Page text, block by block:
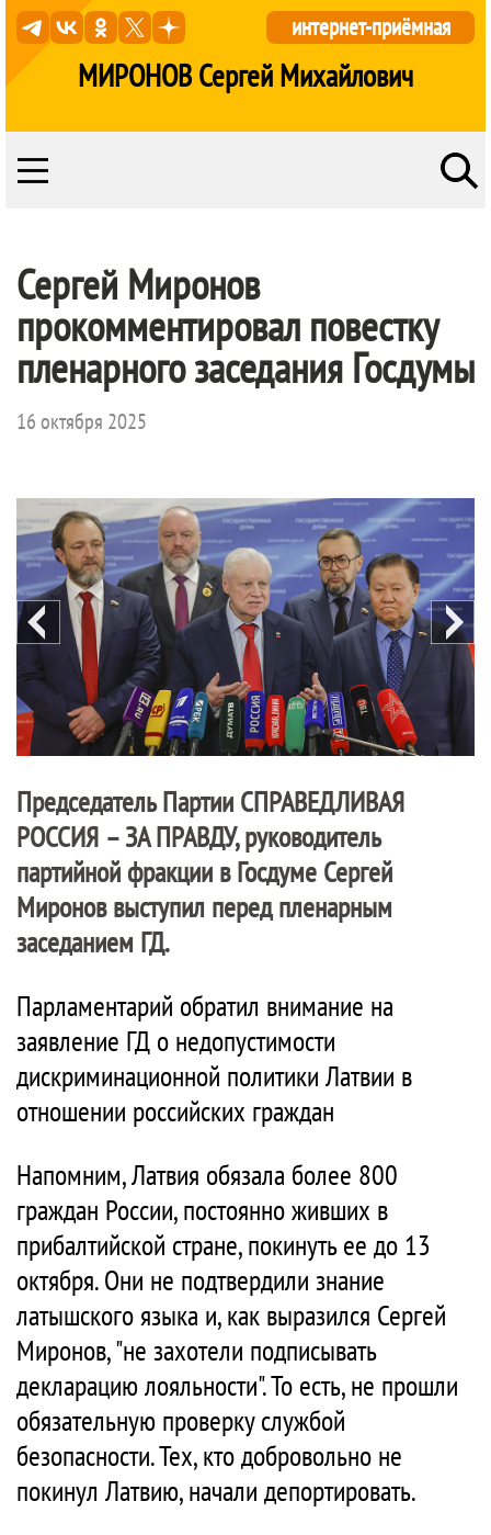
МИРОНОВ Сергей Михайлович
интернет-приёмная
Сергей Миронов
прокомментировал повестку
пленарного заседания Госдумы
16 октября 2025
Председатель Партии СПРАВЕДЛИВАЯ
РОССИЯ – ЗА ПРАВДУ, руководитель
партийной фракции в Госдуме Сергей
Миронов выступил перед пленарным
заседанием ГД.
Парламентарий обратил внимание на
заявление ГД о недопустимости
дискриминационной политики Латвии в
отношении российских граждан
Напомним, Латвия обязала более 800
граждан России, постоянно живших в
прибалтийской стране, покинуть ее до 13
октября. Они не подтвердили знание
латышского языка и, как выразился Сергей
Миронов, "не захотели подписывать
декларацию лояльности". То есть, не прошли
обязательную проверку службой
безопасности. Тех, кто добровольно не
покинул Латвию, начали депортировать.